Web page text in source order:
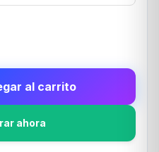
al carrito
ahora